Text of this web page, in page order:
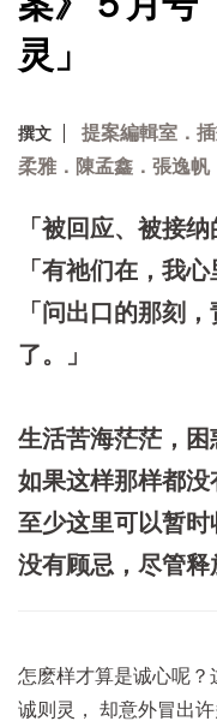
灵」
撰文
提案編輯室．
柔雅．陳孟鑫．張逸帆
「被回应、被接
「有祂们在，我心
「问出口的那刻
了。」
生活苦海茫茫，困
如果这样那样都没
至少这里可以暂时
没有顾忌，尽管释
怎麽样才算是诚心呢
诚则灵， 却意外冒出